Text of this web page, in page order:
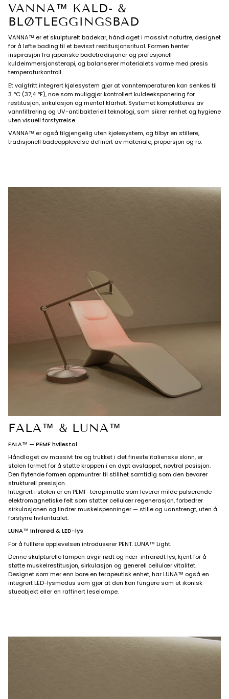
VANNA™ KALD- &
BLØTLEGGINGSBAD
VANNA™ er et skulpturelt badekar, håndlaget i massivt naturtre, designet
for å løfte bading til et bevisst restitusjonsritual. Formen henter
inspirasjon fra japanske badetradisjoner og profesjonell
kuldeimmersjonsterapi, og balanserer materialets varme med presis
temperaturkontroll.
Et valgfritt integrert kjølesystem gjør at vanntemperaturen kan senkes til
3 °C (37,4 °F), noe som muliggjør kontrollert kuldeeksponering for
restitusjon, sirkulasjon og mental klarhet. Systemet kompletteres av
vannfiltrering og UV-antibakteriell teknologi, som sikrer renhet og hygiene
uten visuell forstyrrelse.
VANNA™ er også tilgjengelig uten kjølesystem, og tilbyr en stillere,
tradisjonell badeopplevelse definert av materiale, proporsjon og ro.
FALA™ & LUNA™
FALA™ — PEMF hvilestol
Håndlaget av massivt tre og trukket i det fineste italienske skinn, er
stolen formet for å støtte kroppen i en dypt avslappet, nøytral posisjon.
Den flytende formen oppmuntrer til stillhet samtidig som den bevarer
strukturell presisjon.
Integrert i stolen er en PEMF-terapimatte som leverer milde pulserende
elektromagnetiske felt som støtter cellulær regenerasjon, forbedrer
sirkulasjonen og lindrer muskelspenninger — stille og uanstrengt, uten å
forstyrre hvileritualet.
LUNA™ Infrarød & LED-lys
For å fullføre opplevelsen introduserer PENT. LUNA™ Light.
Denne skulpturelle lampen avgir rødt og nær-infrarødt lys, kjent for å
støtte muskelrestitusjon, sirkulasjon og generell cellulær vitalitet.
Designet som mer enn bare en terapeutisk enhet, har LUNA™ også en
integrert LED-lysmodus som gjør at den kan fungere som et ikonisk
stueobjekt eller en raffinert leselampe.